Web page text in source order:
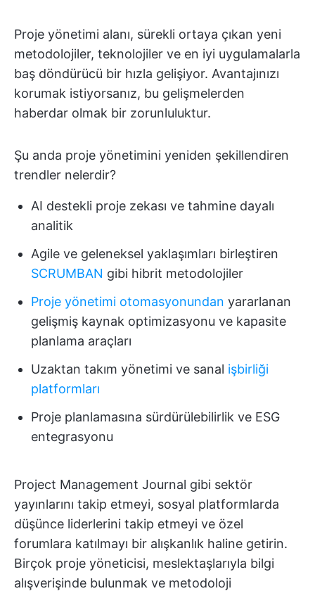
Proje yönetimi alanı, sürekli ortaya çıkan yeni
metodolojiler, teknolojiler ve en iyi uygulamalarla
baş döndürücü bir hızla gelişiyor. Avantajınızı
korumak istiyorsanız, bu gelişmelerden
haberdar olmak bir zorunluluktur.
Şu anda proje yönetimini yeniden şekillendiren
trendler nelerdir?
AI destekli proje zekası ve tahmine dayalı
analitik
Agile ve geleneksel yaklaşımları birleştiren
SCRUMBAN gibi hibrit metodolojiler
Proje yönetimi otomasyonundan yararlanan
gelişmiş kaynak optimizasyonu ve kapasite
planlama araçları
Uzaktan takım yönetimi ve sanal işbirliği
platformları
Proje planlamasına sürdürülebilirlik ve ESG
entegrasyonu
Project Management Journal gibi sektör
yayınlarını takip etmeyi, sosyal platformlarda
düşünce liderlerini takip etmeyi ve özel
forumlara katılmayı bir alışkanlık haline getirin.
Birçok proje yöneticisi, meslektaşlarıyla bilgi
alışverişinde bulunmak ve metodoloji